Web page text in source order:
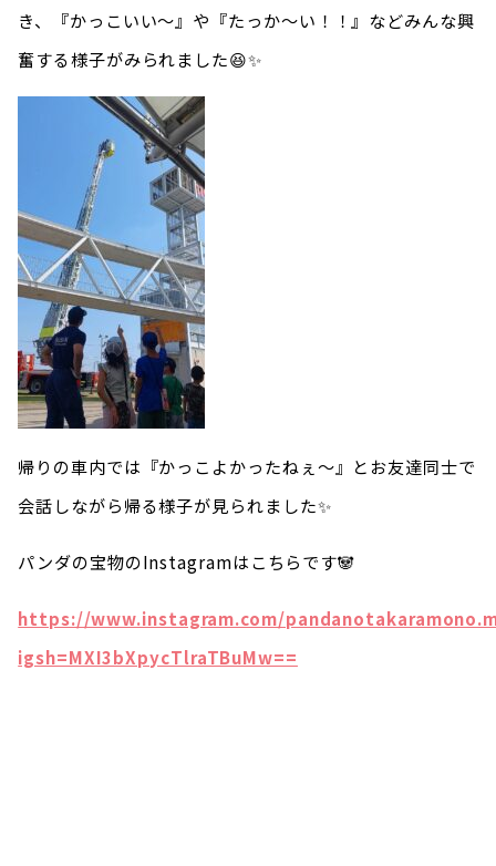
き、『かっこいい〜』や『たっか〜い！！』などみんな興
奮する様子がみられました😆✨
帰りの車内では『かっこよかったねぇ〜』とお友達同士で
会話しながら帰る様子が見られました✨
パンダの宝物のInstagramはこちらです🐼
https://www.instagram.com/
igsh=MXI3bXpycTlraTBuMw==